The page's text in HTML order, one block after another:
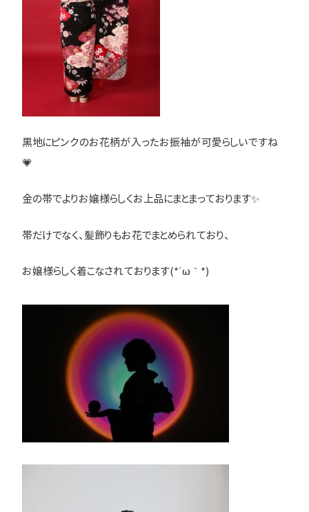
黒地にピンクのお花柄が入ったお振袖が可愛らしいですね
💗
金の帯でよりお嬢様らしくお上品にまとまっております✨
帯だけでなく、髪飾りもお花でまとめられており、
お嬢様らしく着こなされております(*´ω｀*)